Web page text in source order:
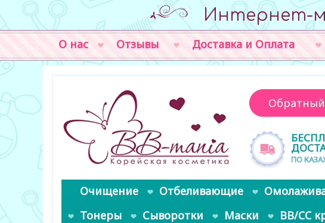
Интернет-
О нас Отзывы Доставка и Оплата
ПО
Очищение Отбеливающие
Тонеры
Сыворотки Маски BB/CC